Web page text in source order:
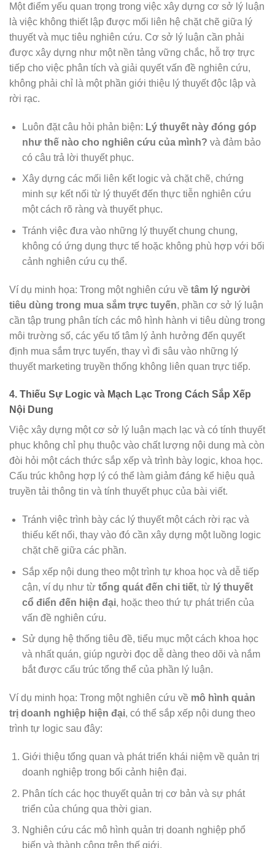
Một điểm yếu quan trọng trong việc xây dựng cơ sở lý luận
là việc không thiết lập được mối liên hệ chặt chẽ giữa lý
thuyết và mục tiêu nghiên cứu. Cơ sở lý luận cần phải
được xây dựng như một nền tảng vững chắc, hỗ trợ trực
tiếp cho việc phân tích và giải quyết vấn đề nghiên cứu,
không phải chỉ là một phần giới thiệu lý thuyết độc lập và
rời rạc.
Luôn đặt câu hỏi phản biện: Lý thuyết này đóng góp
như thế nào cho nghiên cứu của mình? và đảm bảo
có câu trả lời thuyết phục.
Xây dựng các mối liên kết logic và chặt chẽ, chứng
minh sự kết nối từ lý thuyết đến thực tiễn nghiên cứu
một cách rõ ràng và thuyết phục.
Tránh việc đưa vào những lý thuyết chung chung,
không có ứng dụng thực tế hoặc không phù hợp với bối
cảnh nghiên cứu cụ thể.
Ví dụ minh họa: Trong một nghiên cứu về tâm lý người
tiêu dùng trong mua sắm trực tuyến, phần cơ sở lý luận
cần tập trung phân tích các mô hình hành vi tiêu dùng trong
môi trường số, các yếu tố tâm lý ảnh hưởng đến quyết
định mua sắm trực tuyến, thay vì đi sâu vào những lý
thuyết marketing truyền thống không liên quan trực tiếp.
4. Thiếu Sự Logic và Mạch Lạc Trong Cách Sắp Xếp
Nội Dung
Việc xây dựng một cơ sở lý luận mạch lạc và có tính thuyết
phục không chỉ phụ thuộc vào chất lượng nội dung mà còn
đòi hỏi một cách thức sắp xếp và trình bày logic, khoa học.
Cấu trúc không hợp lý có thể làm giảm đáng kể hiệu quả
truyền tải thông tin và tính thuyết phục của bài viết.
Tránh việc trình bày các lý thuyết một cách rời rạc và
thiếu kết nối, thay vào đó cần xây dựng một luồng logic
chặt chẽ giữa các phần.
Sắp xếp nội dung theo một trình tự khoa học và dễ tiếp
cận, ví dụ như từ tổng quát đến chi tiết, từ lý thuyết
cổ điển đến hiện đại, hoặc theo thứ tự phát triển của
vấn đề nghiên cứu.
Sử dụng hệ thống tiêu đề, tiểu mục một cách khoa học
và nhất quán, giúp người đọc dễ dàng theo dõi và nắm
bắt được cấu trúc tổng thể của phần lý luận.
Ví dụ minh họa: Trong một nghiên cứu về mô hình quản
trị doanh nghiệp hiện đại, có thể sắp xếp nội dung theo
trình tự logic sau đây:
Giới thiệu tổng quan và phát triển khái niệm về quản trị
doanh nghiệp trong bối cảnh hiện đại.
Phân tích các học thuyết quản trị cơ bản và sự phát
triển của chúng qua thời gian.
Nghiên cứu các mô hình quản trị doanh nghiệp phổ
biến và thành công trên thế giới.